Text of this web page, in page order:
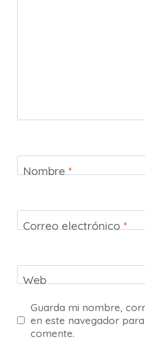
Nombre *
Correo electrónico *
Web
Guarda mi nombre,
en este navegador
comente.